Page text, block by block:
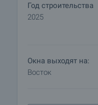
Год строительства
2025
Окна выходят на:
Восток